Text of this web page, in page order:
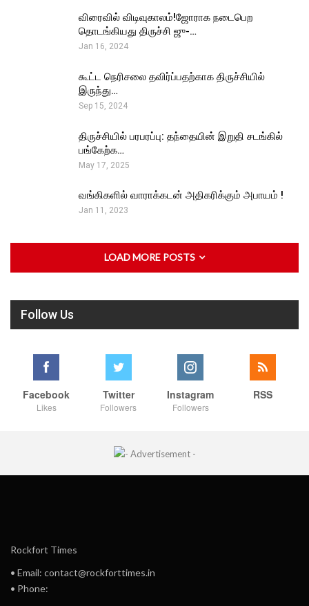
விரைவில் விடிவுகாலம்!ஜோராக நடைபெற
தொடங்கியது திருச்சி ஜு-…
Jan 16, 2024
கூட்ட நெரிசலை தவிர்ப்பதற்காக திருச்சியில்
இருந்து…
Sep 15, 2024
திருச்சியில் பரபரப்பு: தந்தையின் இறுதி சடங்கில்
பங்கேற்க…
May 17, 2025
வங்கிகளில் வாராக்கடன் அதிகரிக்கும் அபாயம் !
Jan 11, 2023
LOAD MORE POSTS
Follow Us
Facebook
Likes
Twitter
Followers
Instagram
Followers
RSS
Rockfort Times
• Email: contact@rockforttimes.in
• Phone: